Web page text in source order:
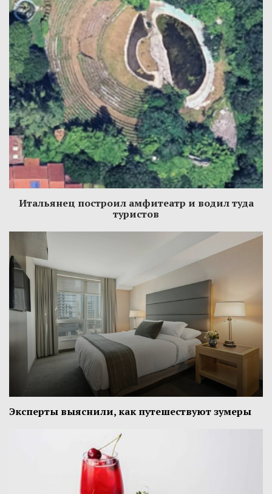
Итальянец построил амфитеатр и водил туда
туристов
Эксперты выяснили, как путешествуют зумеры